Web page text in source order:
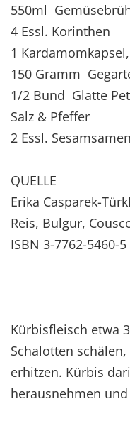
550ml
4 Essl. Korinthen
1
150 Gramm
1/2 Bund Glatte
Salz & Pfeffer
2 Essl. Sesamsamen
QUELLE
Erika Casparek-
Reis, Bulgur,
ISBN 3-7762-5460-5
Kürbisfleisch etwa
Schalotten
erhitzen. Kürbis
herausnehmen